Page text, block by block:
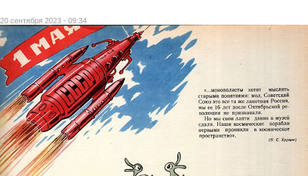
20 сентября 2023 - 09:34